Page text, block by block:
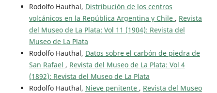
Rodolfo Hauthal, Distribución de los centros
volcánicos en la República Argentina y Chile , Revista
del Museo de La Plata: Vol 11 (1904): Revista del
Museo de La Plata
Rodolfo Hauthal, Datos sobre el carbón de piedra de
San Rafael , Revista del Museo de La Plata: Vol 4
(1892): Revista del Museo de La Plata
Rodolfo Hauthal, Nieve penitente , Revista del Museo